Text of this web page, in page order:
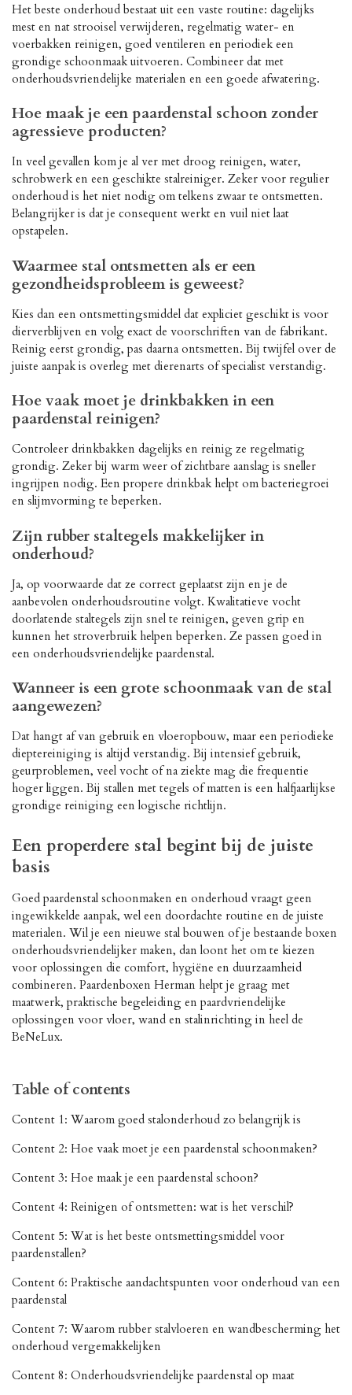
Het beste onderhoud bestaat uit een vaste routine: dagelijks
mest en nat strooisel verwijderen, regelmatig water- en
voerbakken reinigen, goed ventileren en periodiek een
grondige schoonmaak uitvoeren. Combineer dat met
onderhoudsvriendelijke materialen en een goede afwatering.
Hoe maak je een paardenstal schoon zonder
agressieve producten?
In veel gevallen kom je al ver met droog reinigen, water,
schrobwerk en een geschikte stalreiniger. Zeker voor regulier
onderhoud is het niet nodig om telkens zwaar te ontsmetten.
Belangrijker is dat je consequent werkt en vuil niet laat
opstapelen.
Waarmee stal ontsmetten als er een
gezondheidsprobleem is geweest?
Kies dan een ontsmettingsmiddel dat expliciet geschikt is voor
dierverblijven en volg exact de voorschriften van de fabrikant.
Reinig eerst grondig, pas daarna ontsmetten. Bij twijfel over de
juiste aanpak is overleg met dierenarts of specialist verstandig.
Hoe vaak moet je drinkbakken in een
paardenstal reinigen?
Controleer drinkbakken dagelijks en reinig ze regelmatig
grondig. Zeker bij warm weer of zichtbare aanslag is sneller
ingrijpen nodig. Een propere drinkbak helpt om bacteriegroei
en slijmvorming te beperken.
Zijn rubber staltegels makkelijker in
onderhoud?
Ja, op voorwaarde dat ze correct geplaatst zijn en je de
aanbevolen onderhoudsroutine volgt. Kwalitatieve vocht
doorlatende staltegels zijn snel te reinigen, geven grip en
kunnen het stroverbruik helpen beperken. Ze passen goed in
een onderhoudsvriendelijke paardenstal.
Wanneer is een grote schoonmaak van de stal
aangewezen?
Dat hangt af van gebruik en vloeropbouw, maar een periodieke
dieptereiniging is altijd verstandig. Bij intensief gebruik,
geurproblemen, veel vocht of na ziekte mag die frequentie
hoger liggen. Bij stallen met tegels of matten is een halfjaarlijkse
grondige reiniging een logische richtlijn.
Een properdere stal begint bij de juiste
basis
Goed paardenstal schoonmaken en onderhoud vraagt geen
ingewikkelde aanpak, wel een doordachte routine en de juiste
materialen. Wil je een nieuwe stal bouwen of je bestaande boxen
onderhoudsvriendelijker maken, dan loont het om te kiezen
voor oplossingen die comfort, hygiëne en duurzaamheid
combineren. Paardenboxen Herman helpt je graag met
maatwerk, praktische begeleiding en paardvriendelijke
oplossingen voor vloer, wand en stalinrichting in heel de
BeNeLux.
Table of contents
Content 1: Waarom goed stalonderhoud zo belangrijk is
Content 2: Hoe vaak moet je een paardenstal schoonmaken?
Content 3: Hoe maak je een paardenstal schoon?
Content 4: Reinigen of ontsmetten: wat is het verschil?
Content 5: Wat is het beste ontsmettingsmiddel voor
paardenstallen?
Content 6: Praktische aandachtspunten voor onderhoud van een
paardenstal
Content 7: Waarom rubber stalvloeren en wandbescherming het
onderhoud vergemakkelijken
Content 8: Onderhoudsvriendelijke paardenstal op maat